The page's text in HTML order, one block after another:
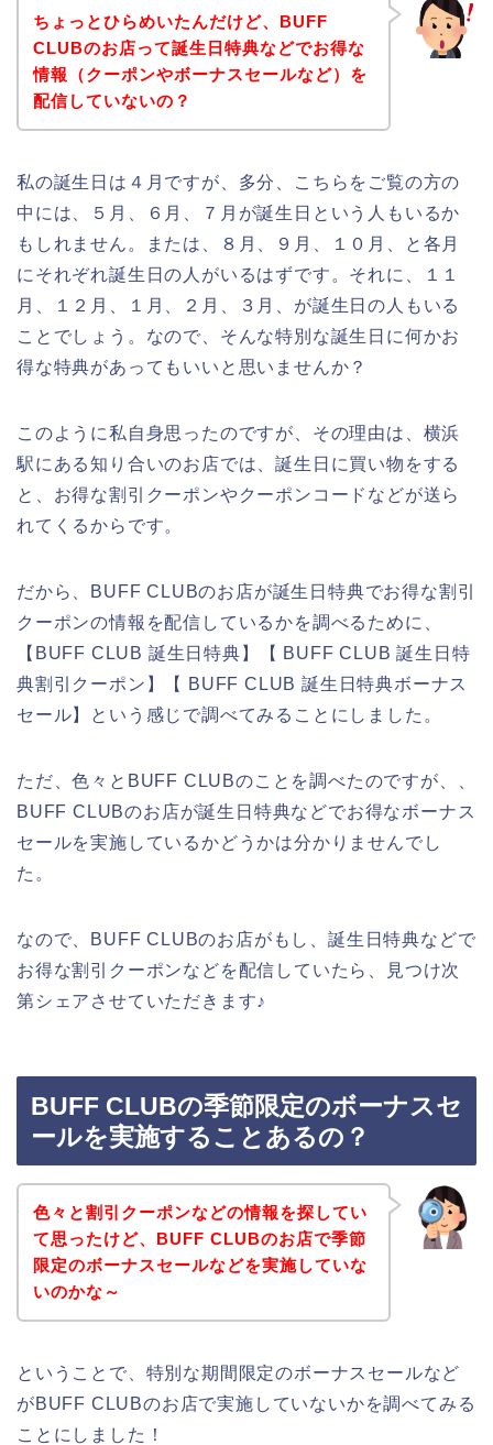
ちょっとひらめいたんだけど、BUFF
CLUBのお店って誕生日特典などでお得な
情報（クーポンやボーナスセールなど）を
配信していないの？
私の誕生日は４月ですが、多分、こちらをご覧の方の
中には、５月、６月、７月が誕生日という人もいるか
もしれません。または、８月、９月、１０月、と各月
にそれぞれ誕生日の人がいるはずです。それに、１１
月、１２月、１月、２月、３月、が誕生日の人もいる
ことでしょう。なので、そんな特別な誕生日に何かお
得な特典があってもいいと思いませんか？
このように私自身思ったのですが、その理由は、横浜
駅にある知り合いのお店では、誕生日に買い物をする
と、お得な割引クーポンやクーポンコードなどが送ら
れてくるからです。
だから、BUFF CLUBのお店が誕生日特典でお得な割引
クーポンの情報を配信しているかを調べるために、
【BUFF CLUB 誕生日特典】【 BUFF CLUB 誕生日特
典割引クーポン】【 BUFF CLUB 誕生日特典ボーナス
セール】という感じで調べてみることにしました。
ただ、色々とBUFF CLUBのことを調べたのですが、、
BUFF CLUBのお店が誕生日特典などでお得なボーナス
セールを実施しているかどうかは分かりませんでし
た。
なので、BUFF CLUBのお店がもし、誕生日特典などで
お得な割引クーポンなどを配信していたら、見つけ次
第シェアさせていただきます♪
BUFF CLUBの季節限定のボーナスセ
ールを実施することあるの？
色々と割引クーポンなどの情報を探してい
て思ったけど、BUFF CLUBのお店で季節
限定のボーナスセールなどを実施していな
いのかな～
ということで、特別な期間限定のボーナスセールなど
がBUFF CLUBのお店で実施していないかを調べてみる
ことにしました！